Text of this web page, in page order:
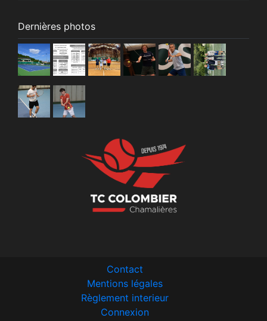
Dernières photos
Contact
Mentions légales
Règlement interieur
Connexion